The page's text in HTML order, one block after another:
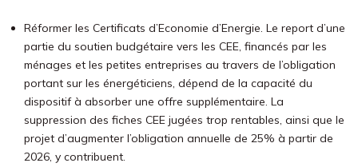
Réformer les Certificats d’Economie d’Energie. Le report d’une
partie du soutien budgétaire vers les CEE, financés par les
ménages et les petites entreprises au travers de l’obligation
portant sur les énergéticiens, dépend de la capacité du
dispositif à absorber une offre supplémentaire. La
suppression des fiches CEE jugées trop rentables, ainsi que le
projet d’augmenter l’obligation annuelle de 25% à partir de
2026, y contribuent.